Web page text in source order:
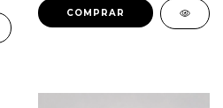
COMPRAR